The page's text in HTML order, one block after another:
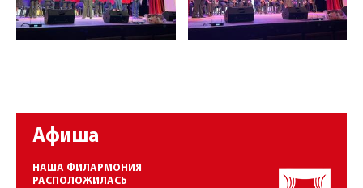
Афиша
НАША ФИЛАРМОНИЯ
РАСПОЛОЖИЛАСЬ